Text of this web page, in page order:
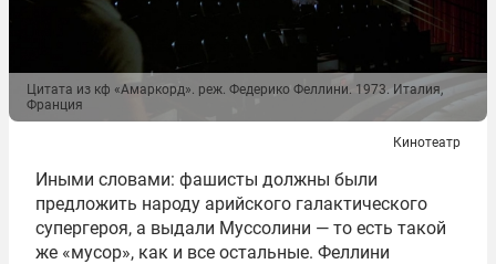
Цитата из кф «Амаркорд». реж. Федерико Феллини. 1973. Италия,
Франция
Кинотеатр
Иными словами: фашисты должны были
предложить народу арийского галактического
супергероя, а выдали Муссолини — то есть такой
же «мусор», как и все остальные. Феллини